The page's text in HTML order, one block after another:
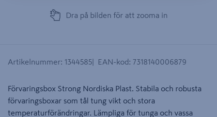
Dra på bilden för att zooma in
Artikelnummer: 1344585 EAN-kod: 7318140006879
Förvaringsbox Strong Nordiska Plast. Stabila och robusta
förvaringsboxar som tål tung vikt och stora
temperaturförändringar. Lämpliga för tunga och vassa